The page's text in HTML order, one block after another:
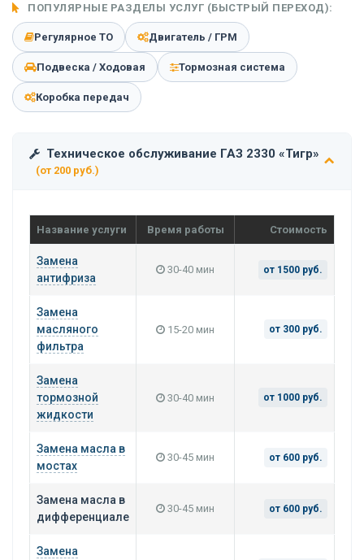
ПОПУЛЯРНЫЕ РАЗДЕЛЫ УСЛУГ (БЫСТРЫЙ ПЕРЕХОД):
Регулярное ТО Двигатель / ГРМ
Подвеска / Ходовая Тормозная система
Коробка передач
Техническое обслуживание ГАЗ 2330 «Тигр»
(от 200 руб.)
Название услуги Время работы Стоимость
Замена
антифриза
30-40 мин от 1500 руб.
Замена
масляного
фильтра
15-20 мин от 300 руб.
Замена
тормозной
жидкости
30-40 мин от 1000 руб.
Замена масла в
мостах
30-45 мин от 600 руб.
Замена масла в
дифференциале
30-45 мин от 600 руб.
Замена